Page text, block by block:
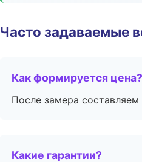
Часто задаваемые
Как формируется цена?
После замера
Какие гарантии?